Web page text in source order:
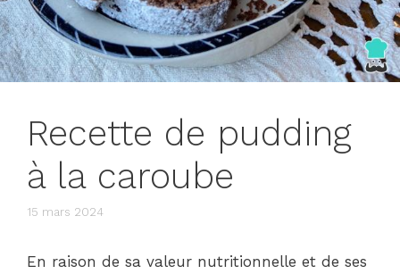
Recette de pudding
à la caroube
15 mars 2024
En raison de sa valeur nutritionnelle et de ses